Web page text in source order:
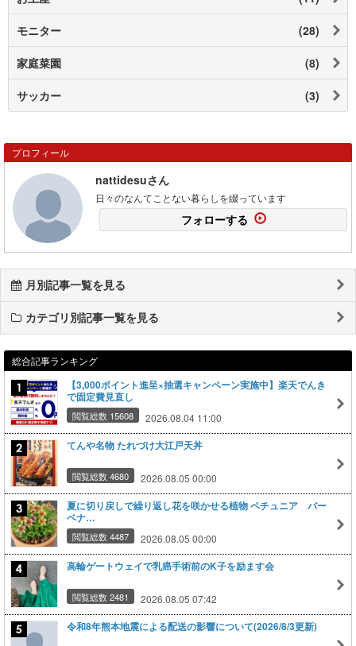
モニター (28)
家庭菜園 (8)
サッカー (3)
プロフィール
nattidesuさん
日々のなんてことない暮らしを綴っています
フォローする
月別記事一覧を見る
カテゴリ別記事一覧を見る
総合記事ランキング
【3,000ポイント進呈×抽選キャンペーン実施中】楽天でんき
で固定費見直し
閲覧総数 15608 2026.08.04 11:00
てんや名物 たれづけ大江戸天丼
閲覧総数 4680 2026.08.05 00:00
夏に切り戻しで繰り返し花を咲かせる植物 ペチュニア バー
ベナ…
閲覧総数 4487 2026.08.05 00:00
高輪ゲートウェイで乳癌手術前のK子を励ます会
閲覧総数 2481 2026.08.05 07:42
令和8年熊本地震による配送の影響について(2026/8/3更新)